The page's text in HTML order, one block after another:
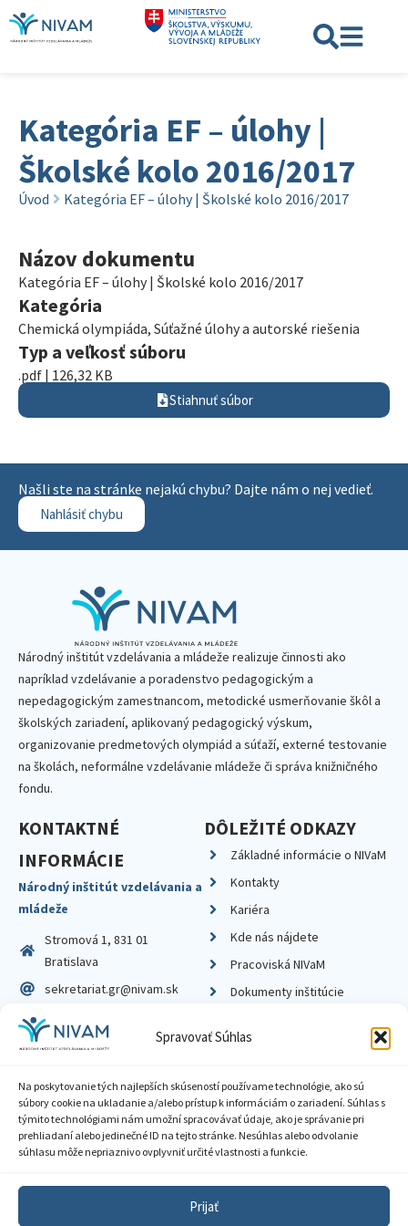
Spravovať Súhlas
Na poskytovanie tých najlepších skúseností používame technológie, ako sú
súbory cookie na ukladanie a/alebo prístup k informáciám o zariadení. Súhlas s
týmito technológiami nám umožní spracovávať údaje, ako je správanie pri
prehliadaní alebo jedinečné ID na tejto stránke. Nesúhlas alebo odvolanie
súhlasu môže nepriaznivo ovplyvniť určité vlastnosti a funkcie.
Prijať
Kategória EF – úlohy |
Školské kolo 2016/2017
Úvod Kategória EF – úlohy | Školské kolo 2016/2017
Názov dokumentu
Kategória EF – úlohy | Školské kolo 2016/2017
Kategória
Chemická olympiáda, Súťažné úlohy a autorské riešenia
Typ a veľkosť súboru
.pdf | 126,32 KB
Stiahnuť súbor
Našli ste na stránke nejakú chybu? Dajte nám o nej vedieť.
Nahlásiť chybu
Národný inštitút vzdelávania a mládeže realizuje činnosti ako
napríklad vzdelávanie a poradenstvo pedagogickým a
nepedagogickým zamestnancom, metodické usmerňovanie škôl a
školských zariadení, aplikovaný pedagogický výskum,
organizovanie predmetových olympiád a súťaží, externé testovanie
na školách, neformálne vzdelávanie mládeže či správa knižničného
fondu.
KONTAKTNÉ
INFORMÁCIE
Národný inštitút vzdelávania a
mládeže
Stromová 1, 831 01
Bratislava
sekretariat.gr@nivam.sk
IČO: 00164348
DIČ: 2020798714
DÔLEŽITÉ ODKAZY
Základné informácie o NIVaM
Kontakty
Kariéra
Kde nás nájdete
Pracoviská NIVaM
Dokumenty inštitúcie
Zásady ochrany súkromia
Sprístupnenie informácií